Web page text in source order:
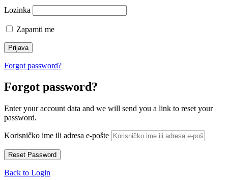
Lozinka
Zapamti me
Forgot password?
Forgot password?
Enter your account data and we will send you a link to reset your
password.
Korisničko ime ili adresa e-pošte
Back to Login